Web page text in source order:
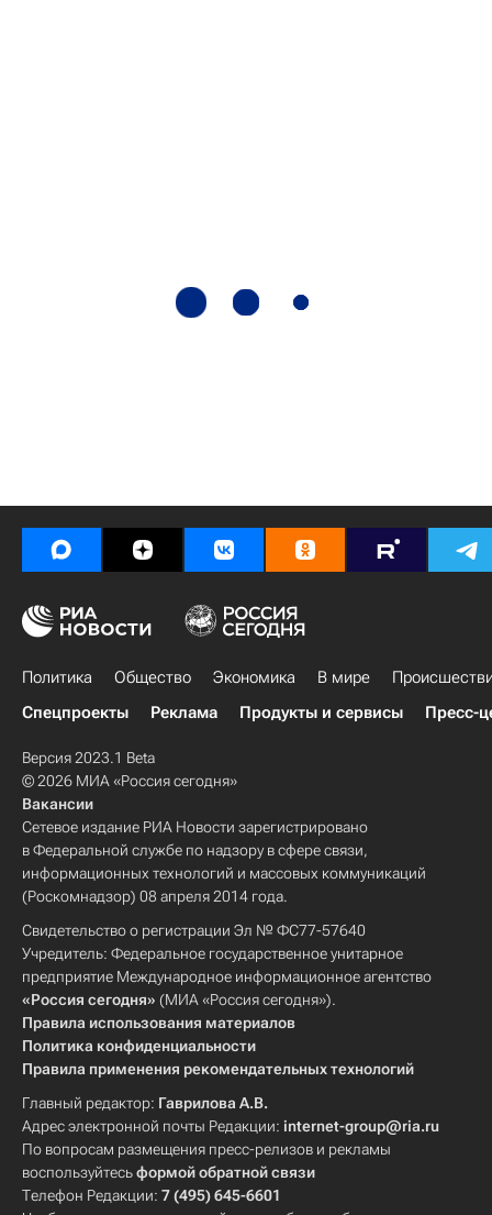
Политика Общество Экономика В мире
Спецпроекты
Реклама Продукты и сервисы Пресс-
Версия 2023.1 Beta
© 2026 МИА «Россия сегодня»
Вакансии
Сетевое издание РИА Новости зарегистрировано
в Федеральной службе по надзору в сфере связи,
информационных технологий и массовых коммуникаций
(Роскомнадзор) 08 апреля 2014 года.
Свидетельство о регистрации Эл № ФС77-57640
Учредитель: Федеральное государственное унитарное
предприятие Международное информационное агентство
«Россия сегодня» (МИА «Россия сегодня»).
Правила использования материалов
Политика конфиденциальности
Правила применения рекомендательных технологий
Главный редактор: Гаврилова А.В.
Адрес электронной почты Редакции: internet-group@ria.ru
По вопросам размещения пресс-релизов и рекламы
воспользуйтесьформой обратной связи
Телефон Редакции: 7 (495) 645-6601